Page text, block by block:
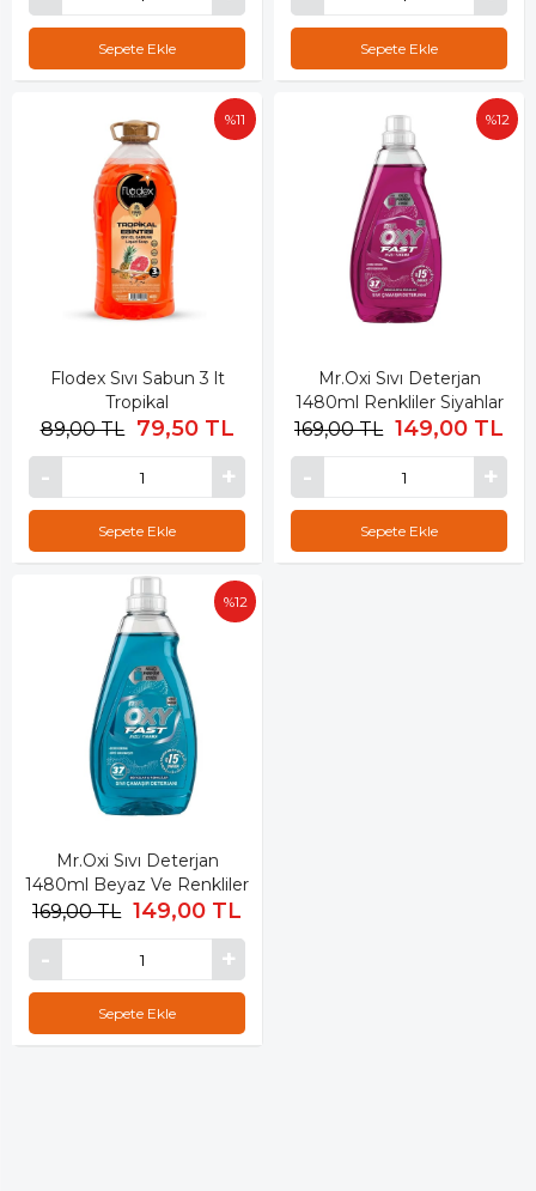
Sepete Ekle Sepete Ekle
Flodex Sıvı Sabun 3 lt
Tropikal
79,50 TL
89,00 TL
%11
Sepete Ekle
Mr.Oxi Sıvı Deterjan
1480ml Renkliler Siyahlar
149,00 TL
169,00 TL
%12
Sepete Ekle
Mr.Oxi Sıvı Deterjan
1480ml Beyaz Ve Renkliler
149,00 TL
169,00 TL
%12
Sepete Ekle